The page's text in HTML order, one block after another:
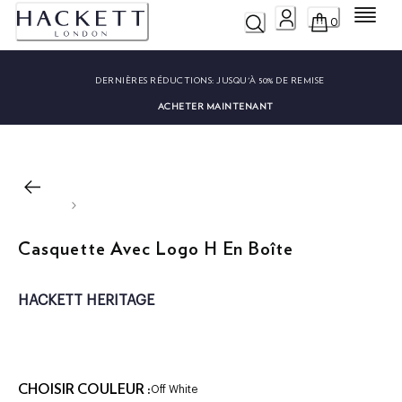
0 Menu
DERNIÈRES RÉDUCTIONS: JUSQU'À 50% DE REMISE
ACHETER MAINTENANT
Casquette Avec Logo H En Boîte
HACKETT HERITAGE
CHOISIR COULEUR :Off White